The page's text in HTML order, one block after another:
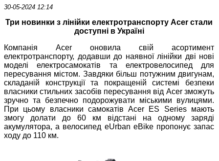
30-05-2024 12:14
Три новинки з лінійки електротранспорту Acer стали
доступні в Україні
Компанія Acer оновила свій асортимент
електротранспорту, додавши до наявної лінійки дві нові
моделі електросамокатів та електровелосипед для
пересування містом. Завдяки більш потужним двигунам,
складаній конструкції та покращеній системі безпеки
власники стильних засобів пересування від Acer зможуть
зручно та безпечно подорожувати міськими вулицями.
При цьому власники самокатів Acer ES Series мають
змогу долати до 60 км відстані на одному заряді
акумулятора, а велосипед eUrban eBike пропонує запас
ходу до 110 км.